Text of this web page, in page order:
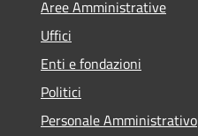
Aree Amministrative
Uffici
Enti e fondazioni
Politici
Personale Amministrativo